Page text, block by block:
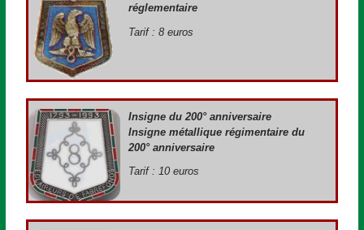
réglementaire
Tarif : 8 euros
Insigne du 200° anniversaire
Insigne métallique régimentaire du
200° anniversaire
Tarif : 10 euros